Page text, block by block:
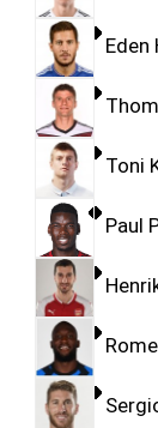
Eden
Toni
Paul